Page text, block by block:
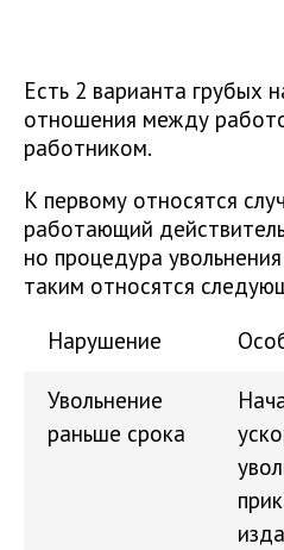
Есть 2 варианта грубых
отношения между
работником.
К первому относятся
работающий
но процедура
таким относятся
Нарушение
Увольнение
раньше срока